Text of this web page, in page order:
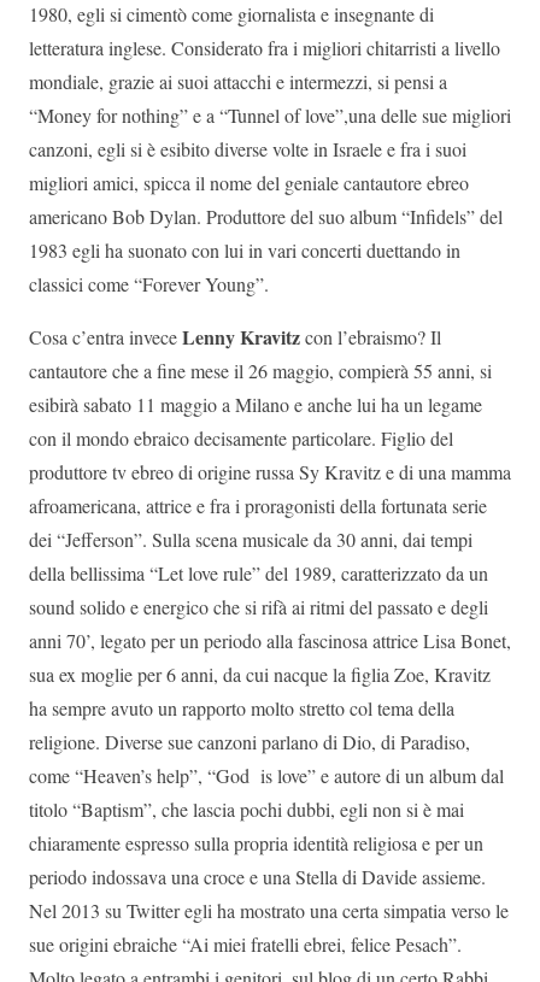
1980, egli si cimentò come giornalista e insegnante di
letteratura inglese. Considerato fra i migliori chitarristi a livello
mondiale, grazie ai suoi attacchi e intermezzi, si pensi a
“Money for nothing” e a “Tunnel of love”,una delle sue migliori
canzoni, egli si è esibito diverse volte in Israele e fra i suoi
migliori amici, spicca il nome del geniale cantautore ebreo
americano Bob Dylan. Produttore del suo album “Infidels” del
1983 egli ha suonato con lui in vari concerti duettando in
classici come “Forever Young”.
Cosa c’entra inveceLenny Kravitzcon l’ebraismo? Il
cantautore che a fine mese il 26 maggio, compierà 55 anni, si
esibirà sabato 11 maggio a Milano e anche lui ha un legame
con il mondo ebraico decisamente particolare. Figlio del
produttore tv ebreo di origine russa Sy Kravitz e di una mamma
afroamericana, attrice e fra i proragonisti della fortunata serie
dei “Jefferson”. Sulla scena musicale da 30 anni, dai tempi
della bellissima “Let love rule” del 1989, caratterizzato da un
sound solido e energico che si rifà ai ritmi del passato e degli
anni 70’, legato per un periodo alla fascinosa attrice Lisa Bonet,
sua ex moglie per 6 anni, da cui nacque la figlia Zoe, Kravitz
ha sempre avuto un rapporto molto stretto col tema della
religione. Diverse sue canzoni parlano di Dio, di Paradiso,
come “Heaven’s help”, “God is love” e autore di un album dal
titolo “Baptism”, che lascia pochi dubbi, egli non si è mai
chiaramente espresso sulla propria identità religiosa e per un
periodo indossava una croce e una Stella di Davide assieme.
Nel 2013 su Twitter egli ha mostrato una certa simpatia verso le
sue origini ebraiche “Ai miei fratelli ebrei, felice Pesach”.